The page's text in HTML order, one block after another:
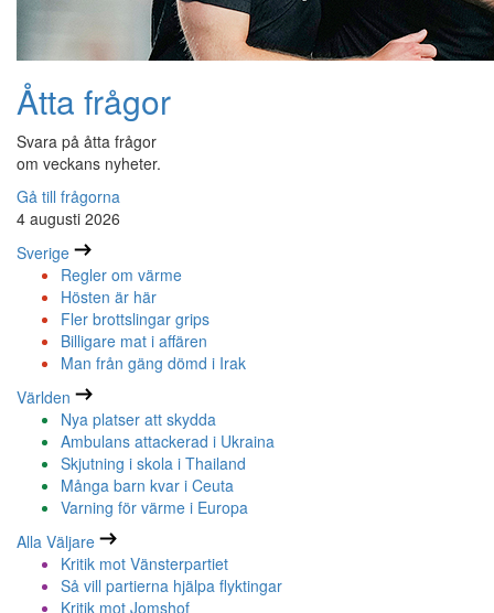
Åtta frågor
Svara på åtta frågor
om veckans nyheter.
Gå till frågorna
4 augusti 2026
Sverige
Regler om värme
Hösten är här
Fler brottslingar grips
Billigare mat i affären
Man från gäng dömd i Irak
Världen
Nya platser att skydda
Ambulans attackerad i Ukraina
Skjutning i skola i Thailand
Många barn kvar i Ceuta
Varning för värme i Europa
Alla Väljare
Kritik mot Vänsterpartiet
Så vill partierna hjälpa flyktingar
Kritik mot Jomshof